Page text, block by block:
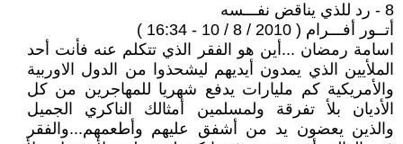
8 - رد للذي يناقض نفـــسه
أتــور أفـــرام ( 2010 / 8 / 10 - 16:34 )
اسامة رمضان ...أين هو الفقر الذي تتكلم عنه فأنت أحد
الملأيين الذي يمدون أيديهم ليشحذوا من الدول الاوربية
والأمريكية كم مليارات يدفع شهريا للمهاجرين من كل
الأديان بلأ تفرقة ولمسلمين أمثالك الناكري الجميل
والذين يعضون يد من أشفق عليهم وأطعمهم...والفقر